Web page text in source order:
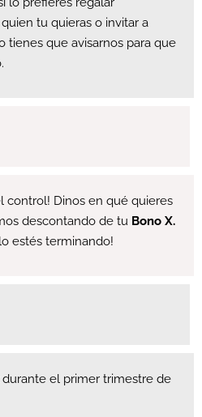
tu quieras o invitar a
tienes que avisarnos para que
control! Dinos en qué quieres
descontando de tu Bono X.
estés terminando!
el primer trimestre de